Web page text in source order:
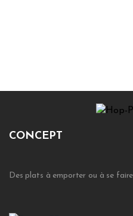
CONCEPT
Des plats à emporter ou à se